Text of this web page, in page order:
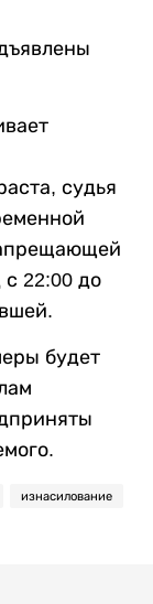
судья
22:00 до
будет
изнасилование